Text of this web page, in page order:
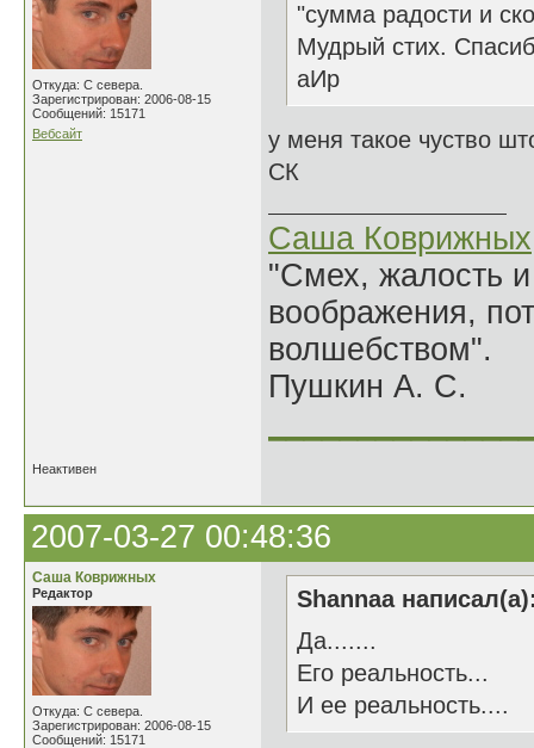
Откуда: С севера.
Зарегистрирован: 2006-08-15
Сообщений: 15171
Вебсайт
"сумма радости и
Мудрый стих.
аИр
у меня такое чуство
СК
Саша Коврижных
"Смех, жалость
воображения,
волшебством".
Пушкин А. С.
Неактивен
2007-03-27 00:48:36
Саша Коврижных
Редактор
Откуда: С севера.
Зарегистрирован: 2006-08-15
Сообщений: 15171
Shannaa
Да.......
Его реальность...
И ее реальность....